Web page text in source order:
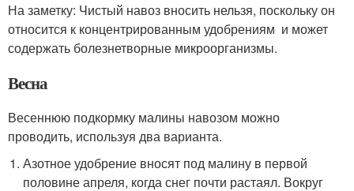
На заметку: Чистый навоз вносить нельзя, поскольку он
относится к концентрированным удобрениям и может
содержать болезнетворные микроорганизмы.
Весна
Весеннюю подкормку малины навозом можно
проводить, используя два варианта.
Азотное удобрение вносят под малину в первой
половине апреля, когда снег почти растаял. Вокруг